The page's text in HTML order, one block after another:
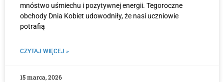
mnóstwo uśmiechu i pozytywnej energii. Tegoroczne
obchody Dnia Kobiet udowodniły, że nasi uczniowie
potrafią
CZYTAJ WIĘCEJ »
15 marca, 2026